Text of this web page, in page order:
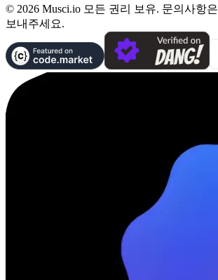
© 2026 Musci.io 모든 권리 보유. 문의사항은
보내주세요.